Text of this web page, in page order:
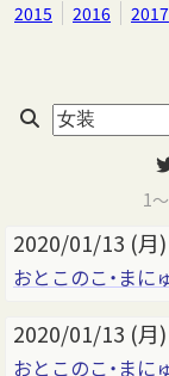
2015 2016 2017
1
2020/01/13 (月)
おとこのこ・まに
2020/01/13 (月)
おとこのこ・まに